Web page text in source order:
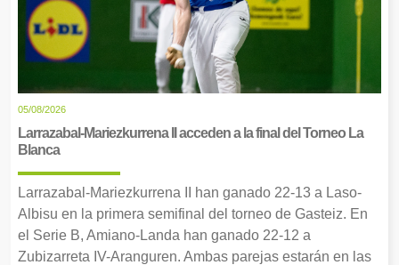
05/08/2026
Larrazabal-Mariezkurrena II acceden a la final del Torneo La
Blanca
Larrazabal-Mariezkurrena II han ganado 22-13 a Laso-
Albisu en la primera semifinal del torneo de Gasteiz. En
el Serie B, Amiano-Landa han ganado 22-12 a
Zubizarreta IV-Aranguren. Ambas parejas estarán en las